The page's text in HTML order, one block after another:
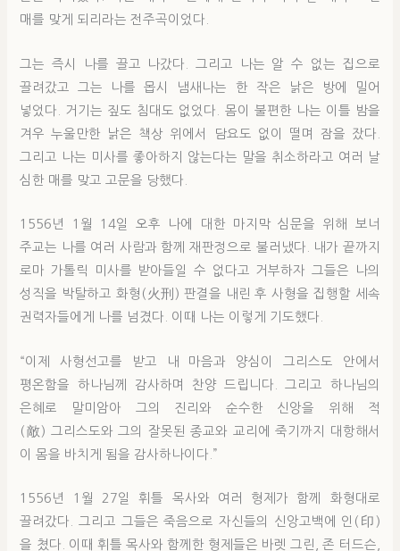
매를 맞게 되리라는 전주곡이었다.
그는 즉시 나를 끌고 나갔다. 그리고 나는 알 수 없는 집으로
끌려갔고 그는 나를 몹시 냄새나는 한 작은 낡은 방에 밀어
넣었다. 거기는 짚도 침대도 없었다. 몸이 불편한 나는 이틀 밤을
겨우 누울만한 낡은 책상 위에서 담요도 없이 떨며 잠을 잤다.
그리고 나는 미사를 좋아하지 않는다는 말을 취소하라고 여러 날
심한 매를 맞고 고문을 당했다.
1556년 1월 14일 오후 나에 대한 마지막 심문을 위해 보너
주교는 나를 여러 사람과 함께 재판정으로 불러냈다. 내가 끝까지
로마 가톨릭 미사를 받아들일 수 없다고 거부하자 그들은 나의
성직을 박탈하고 화형(火刑) 판결을 내린 후 사형을 집행할 세속
권력자들에게 나를 넘겼다. 이때 나는 이렇게 기도했다.
“이제 사형선고를 받고 내 마음과 양심이 그리스도 안에서
평온함을 하나님께 감사하며 찬양 드립니다. 그리고 하나님의
은혜로 말미암아 그의 진리와 순수한 신앙을 위해 적
(敵) 그리스도와 그의 잘못된 종교와 교리에 죽기까지 대항해서
이 몸을 바치게 됨을 감사하나이다.”
1556년 1월 27일 휘틀 목사와 여러 형제가 함께 화형대로
끌려갔다. 그리고 그들은 죽음으로 자신들의 신앙고백에 인(印)
을 쳤다. 이때 휘틀 목사와 함께한 형제들은 바렛 그린, 존 터드슨,